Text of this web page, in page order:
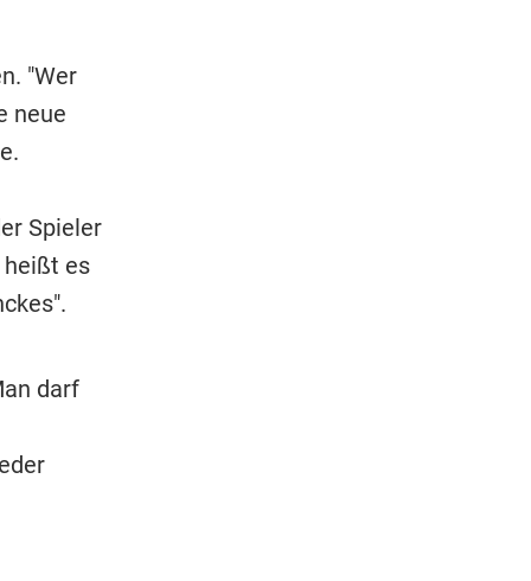
"Wer
neue
Spieler
heißt es
darf